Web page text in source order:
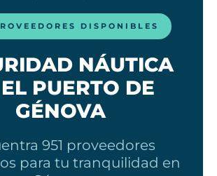
DISPONIBLES
NÁUTICA
PUERTO DE
GÉNOVA
951 proveedores
para tu tranquilidad en